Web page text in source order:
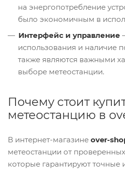
на энергопотребление
было экономичным в
Интерфейс и управление
использования и наличие
также являются важными
выборе метеостанции.
Почему стоит
метеостанцию в
В интернет-магазине over-
метеостанции от
которые гарантируют точные